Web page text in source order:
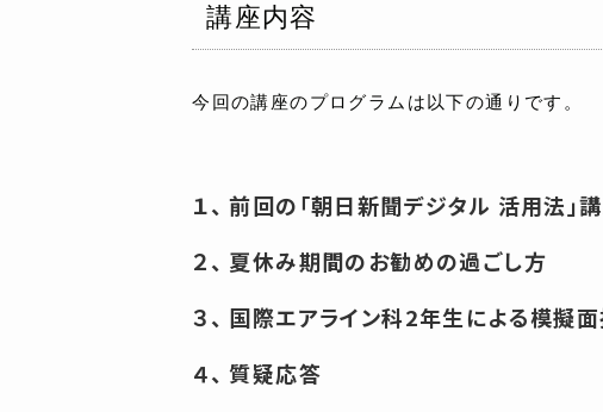
講座内容
今回の講座のプログラムは以下の通りです。
１、 前回の「朝日新聞デジタル 活用法」
２、 夏休み期間のお勧めの過ごし方
３、 国際エアライン科2年生による模擬
４、 質疑応答